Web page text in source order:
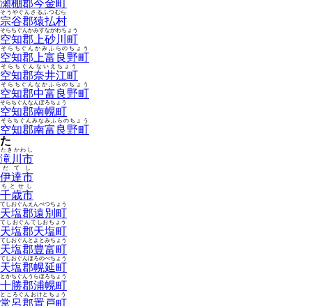
瀬棚郡今金町
宗谷郡猿払村
そうやぐんさるふつむら
空知郡上砂川町
そらちぐんかみすながわちょう
空知郡上富良野町
そらちぐんかみふらのちょう
空知郡奈井江町
そらちぐんないえちょう
空知郡中富良野町
そらちぐんなかふらのちょう
空知郡南幌町
そらちぐんなんぽろちょう
空知郡南富良野町
そらちぐんみなみふらのちょう
た
滝川市
たきかわし
伊達市
だてし
千歳市
ちとせし
天塩郡遠別町
てしおぐんえんべつちょう
天塩郡天塩町
てしおぐんてしおちょう
天塩郡豊富町
てしおぐんとよとみちょう
天塩郡幌延町
てしおぐんほろのべちょう
十勝郡浦幌町
とかちぐんうらほろちょう
常呂郡置戸町
ところぐんおけとちょう